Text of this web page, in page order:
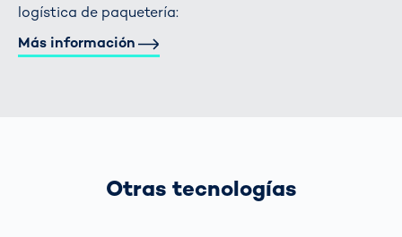
logística de paquetería:
Más información
Otras tecnologías